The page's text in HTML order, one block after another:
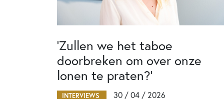
‘Zullen we het taboe
doorbreken om over onze
lonen te praten?’
INTERVIEWS
30 / 04 / 2026